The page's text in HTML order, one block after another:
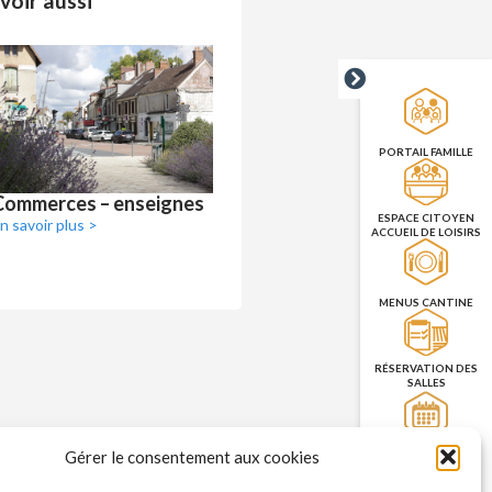
Gérer le consentement aux cookies
PORTAIL FAMILLE
ESPACE CITOYEN
ACCUEIL DE LOISIRS
MENUS CANTINE
RÉSERVATION DES
SALLES
PRISE DE RENDEZ-
VOUS
– enseignes
savoir plus >